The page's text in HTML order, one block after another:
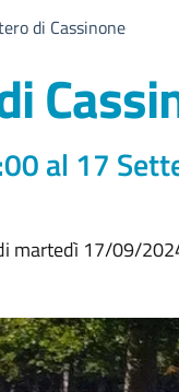
di Cassinone
al 17
martedì 17/09/